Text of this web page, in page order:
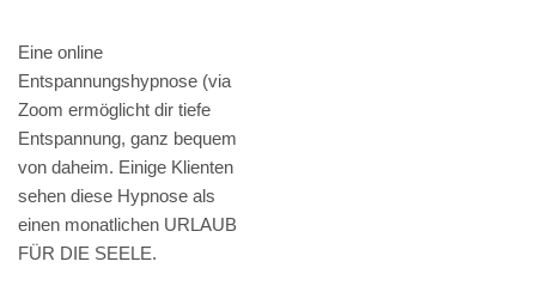
Eine online
Entspannungshypnose (via
Zoom ermöglicht dir tiefe
Entspannung, ganz bequem
von daheim. Einige Klienten
sehen diese Hypnose als
einen monatlichen URLAUB
FÜR DIE SEELE.